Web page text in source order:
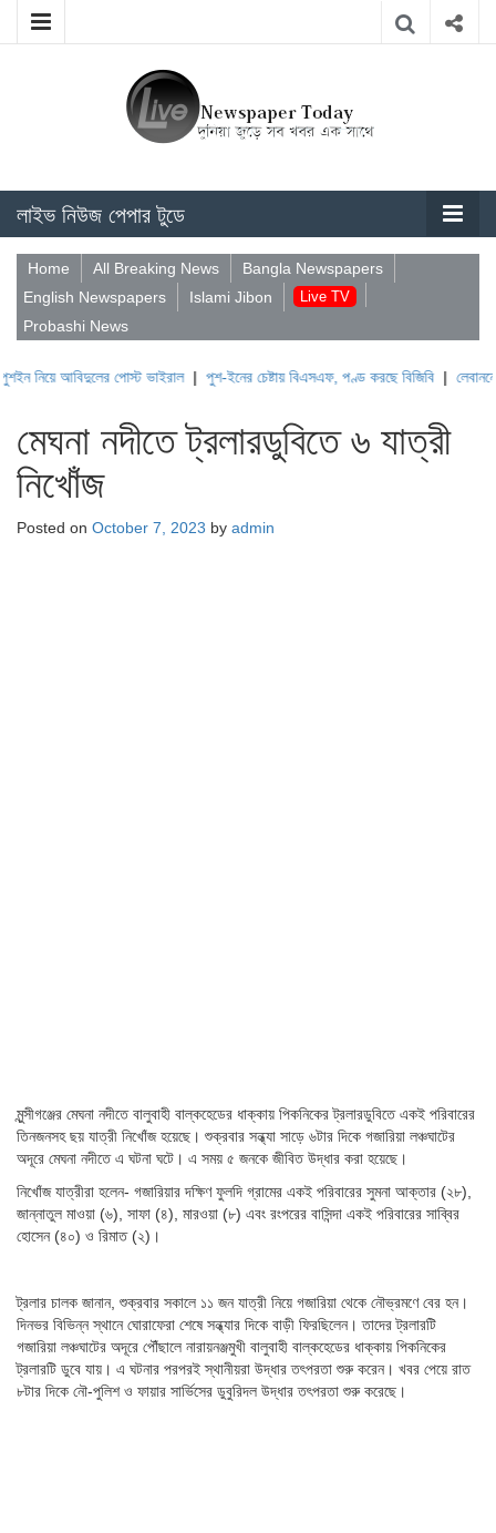
লাইভ নিউজ পেপার টুডে
Home All Breaking News
Bangla Newspapers
English Newspapers
Islami Jibon Live TV
Probashi News
পোস্ট ভাইরাল|পুশ-ইনের চেষ্টায় বিএসএফ, পণ্ড করছে বিজিবি|লেবাননের
মেঘনা নদীতে ট্রলারডুবিতে ৬ যাত্রী
নিখোঁজ
Posted on October 7, 2023 by admin
মুন্সীগঞ্জের মেঘনা নদীতে বালুবাহী বাল্কহেডের ধাক্কায় পিকনিকের ট্রলারডুবিতে একই পরিবারের
তিনজনসহ ছয় যাত্রী নিখোঁজ হয়েছে। শুক্রবার সন্ধ্যা সাড়ে ৬টার দিকে গজারিয়া লঞ্চঘাটের
অদূরে মেঘনা নদীতে এ ঘটনা ঘটে। এ সময় ৫ জনকে জীবিত উদ্ধার করা হয়েছে।
নিখোঁজ যাত্রীরা হলেন- গজারিয়ার দক্ষিণ ফুলদি গ্রামের একই পরিবারের সুমনা আক্তার (২৮),
জান্নাতুল মাওয়া (৬), সাফা (৪), মারওয়া (৮) এবং রংপরের বাসিন্দা একই পরিবারের সাব্বির
হোসেন (৪০) ও রিমাত (২)।
ট্রলার চালক জানান, শুক্রবার সকালে ১১ জন যাত্রী নিয়ে গজারিয়া থেকে নৌভ্রমণে বের হন।
দিনভর বিভিন্ন স্থানে ঘোরাফেরা শেষে সন্ধ্যার দিকে বাড়ী ফিরছিলেন। তাদের ট্রলারটি
গজারিয়া লঞ্চঘাটের অদূরে পৌঁছালে নারায়নঞ্জমুখী বালুবাহী বাল্কহেডের ধাক্কায় পিকনিকের
ট্রলারটি ডুবে যায়। এ ঘটনার পরপরই স্থানীয়রা উদ্ধার তৎপরতা শুরু করেন। খবর পেয়ে রাত
৮টার দিকে নৌ-পুলিশ ও ফায়ার সার্ভিসের ডুবুরিদল উদ্ধার তৎপরতা শুরু করেছে।